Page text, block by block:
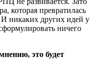
которая превратилась
никаких других идей у
ничего
это будет